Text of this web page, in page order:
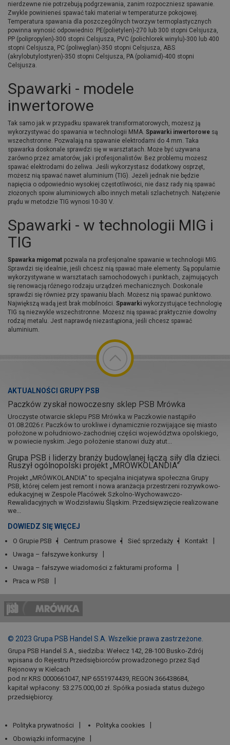
nierdzewne nie potrzebują podgrzewania, zanim rozpoczniesz spawanie.
Zwykle powinieneś spawać taki materiał w temperaturze pokojowej.
Temperatura spawania dla poszczególnych tworzyw termoplastycznych
powinna wynosić odpowiednio: PE(polietylen)-270 lub 300 stopni Celsjusza,
PP (polipropylen)-300 stopni Celsjusza, PVC (polichlorek winylu)-300 lub 400
stopni Celsjusza, PC (poliwęglan)-350 stopni Celsjusza, ABS
(akrylobutylostyren)-350 stopni Celsjusza, PA (poliamid)-400 stopni
Celsjusza.
Spawarki - modele
inwertorowe
Tak samo jak w przypadku spawarek transformatorowych, możesz ją
wykorzystywać do spawania w technologii MMA. Spawarki inwertorowe są
wszechstronne. Pozwalają na spawanie elektrodami do 4 mm. Taka
spawarka doskonale sprawdzi się w warsztatach. Może być używana
zarówno przez amatorów, jak i profesjonalistów. Bez problemu możesz
spawać elektrodami do żeliwa. Jeśli wykorzystasz dodatkowy osprzęt,
możesz nią spawać nawet aluminium (TIG). Jeżeli jednak nie będzie
napięcia o odpowiednio wysokiej częstotliwości, nie dasz rady nią spawać
złożonych spoiw aluminiowych albo innych metali szlachetnych. Natężenie
prądu w metodzie TIG wynosi 10-30 V.
Spawarki - w technologii MIG i
TIG
Spawarka migomat pozwala na profesjonalne spawanie w technologii MIG.
Sprawdzi się idealnie, jeśli chcesz nią spawać małe elementy. Są popularnie
wykorzystywane w warsztatach samochodowych i punktach, zajmujących
się renowacją różnego rodzaju urządzeń mechanicznych. Doskonale
sprawdzi się również przy spawaniu blach. Możesz nią spawać punktowo.
Największą wadą jest brak mobilności. Spawarki wykorzystujące technologię
TIG są niezwykle wszechstronne. Możesz nią spawać praktycznie dowolny
rodzaj metalu. Jest naprawdę niezastąpiona, jeśli chcesz spawać
aluminium.
AKTUALNOŚCI GRUPY PSB
Paczków zyskał nowoczesny sklep PSB Mrówka
Uroczyste otwarcie sklepu PSB Mrówka w Paczkowie nastąpiło
01.08.2026 r. Paczków to urokliwe i dynamicznie rozwijające się miasto
położone w południowo-zachodniej części województwa opolskiego,
w powiecie nyskim. Jego położenie stanowi duży atut...
Grupa PSB i liderzy branży budowlanej łączą siły dla dzieci.
Ruszył ogólnopolski projekt „MRÓWKOLANDIA”
Projekt „MRÓWKOLANDIA” to specjalna inicjatywa społeczna Grupy
PSB, której celem jest remont i nowa aranżacja przestrzeni rozrywkowo-
edukacyjnej w Zespole Placówek Szkolno-Wychowawczo-
Rewalidacyjnych w Wodzisławiu Śląskim. Przedsięwzięcie realizowane
we...
DOWIEDZ SIĘ WIĘCEJ
O Grupie PSB Centrum prasowe Sieć sprzedaży
Kontakt
Uwaga – fałszywe konkursy
Uwaga – fałszywe wiadomości z fakturami proforma
Praca w PSB
© 2023 Grupa PSB Handel S.A. Wszelkie prawa zastrzeżone.
Grupa PSB Handel S.A., siedziba: Wełecz 142, 28-100 Busko-Zdrój
wpisana do Rejestru Przedsiębiorców prowadzonego przez Sąd
Rejonowy w Kielcach
pod nr KRS 0000661047, NIP 6551974439, REGON 366438684,
kapitał wpłacony: 53.275.000,00 zł. Spółka posiada status dużego
przedsiębiorcy.
Polityka prywatności
Polityka cookies
Obowiązki informacyjne